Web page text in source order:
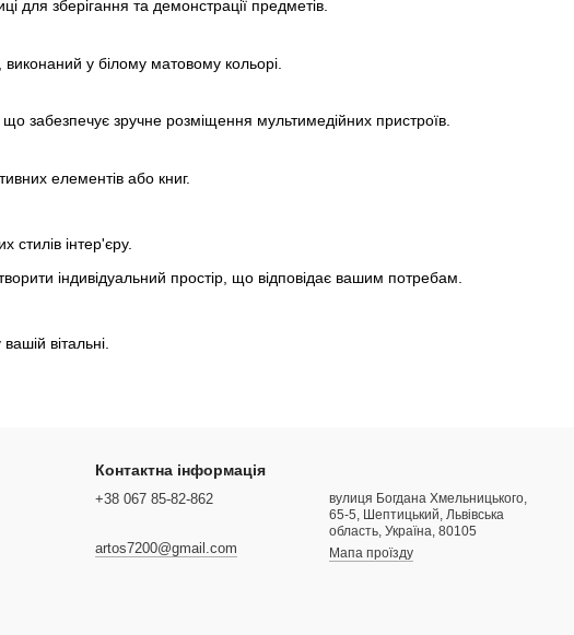
для зберігання та демонстрації предметів.
у білому матовому кольорі.
забезпечує зручне розміщення мультимедійних пристроїв.
елементів або книг.
стилів інтер'єру.
індивідуальний простір, що відповідає вашим потребам.
вітальні.
Контактна інформація
+38 067 85-82-862
artos7200@gmail.com
вулиця Богдана Хмельницького,
65-5, Шептицький, Львівська
область, Україна, 80105
Мапа проїзду